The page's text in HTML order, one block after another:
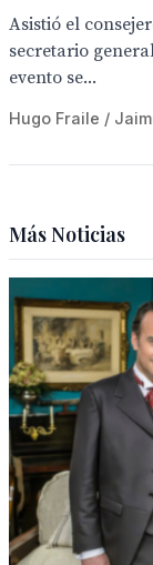
Asistió el
secretario
evento se...
Hugo Fraile /
Más Noticias